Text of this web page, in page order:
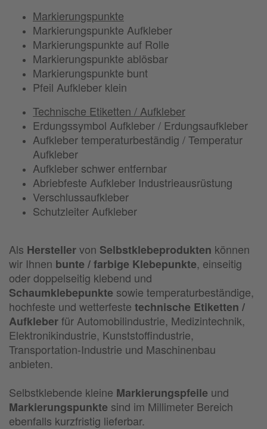
Markierungspunkte
Markierungspunkte Aufkleber
Markierungspunkte auf Rolle
Markierungspunkte ablösbar
Markierungspunkte bunt
Pfeil Aufkleber klein
Technische Etiketten / Aufkleber
Erdungssymbol Aufkleber / Erdungsaufkleber
Aufkleber temperaturbeständig / Temperatur
Aufkleber
Aufkleber schwer entfernbar
Abriebfeste Aufkleber Industrieausrüstung
Verschlussaufkleber
Schutzleiter Aufkleber
Als Herstellervon Selbstklebeprodukten können
wir Ihnen bunte / farbige Klebepunkte, einseitig
oder doppelseitig klebend und
Schaumklebepunkte sowie temperaturbeständige,
hochfeste und wetterfeste technische Etiketten /
Aufkleberfür Automobilindustrie, Medizintechnik,
Elektronikindustrie, Kunststoffindustrie,
Transportation-Industrie und Maschinenbau
anbieten.
Selbstklebende kleine Markierungspfeile und
Markierungspunkte sind im Millimeter Bereich
ebenfalls kurzfristig lieferbar.